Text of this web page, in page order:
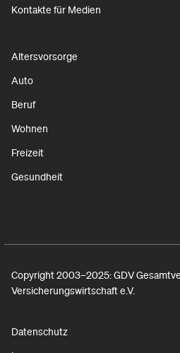
Kontakte für Medien
Altersvorsorge
Auto
Beruf
Wohnen
Freizeit
Gesundheit
Copyright 2003–2025: GDV
Versicherungswirtschaft e.V.
Datenschutz